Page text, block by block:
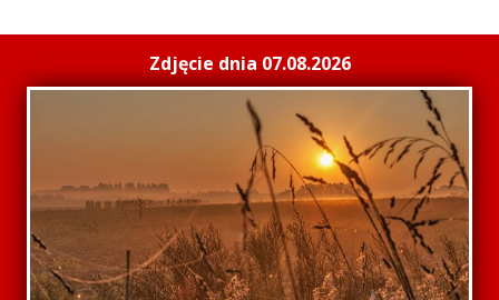
Zdjęcie dnia 07.08.2026